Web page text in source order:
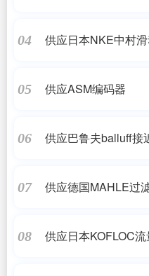
04 供应日本NKE中村
05 供应ASM编码器
06 供应巴鲁夫balluff接
07 供应德国MAHLE过
08 供应日本KOFLOC